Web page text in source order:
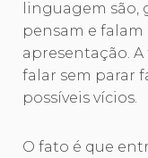
linguagem são,
pensam e
apresentação.
falar sem parar
possíveis vícios.
O fato é que